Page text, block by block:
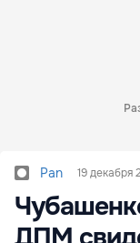
Pan 19 декабря